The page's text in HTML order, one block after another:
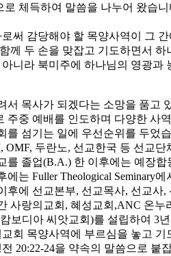
체득하여 말씀을 나누어 왔습
써 감당해야 할 목양사역이 그
께 두 손을 맞잡고 기도하면서
니라 북미주에 하나님의 영광
서 목사가 되겠다는 소망을 품고
주중 예배를 인도하며 다양한 사
를 섬기는 일에 우선순위를 두었
OMF, 두란노, 선교한국 등 선교
를 졸업(B.A.) 한 이후에는 예장
에는 Fuller Theological Seminary
후에 선교본부, 선교목사, 선교
사랑의교회, 혜성교회,ANC 온
보디아 씨앗교회)를 설립하여 3
교회 목양사역에 부르심을 놓고
20:22-24을 약속의 말씀으로 붙